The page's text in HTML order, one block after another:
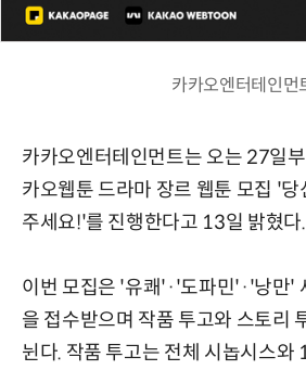
카카오엔터테인먼
카카오엔터테인먼트는 오는 27일
카오웹툰 드라마 장르 웹툰 모집 '당
주세요!'를 진행한다고 13일 밝혔다.
이번 모집은 '유쾌'·'도파민'·'낭만'
을 접수받으며 작품 투고와 스토리
뉜다. 작품 투고는 전체 시놉시스와